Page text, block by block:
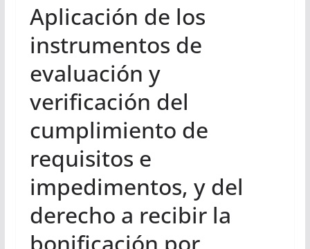
Aplicación de los
instrumentos de
evaluación y
verificación del
cumplimiento de
requisitos e
impedimentos, y del
derecho a recibir la